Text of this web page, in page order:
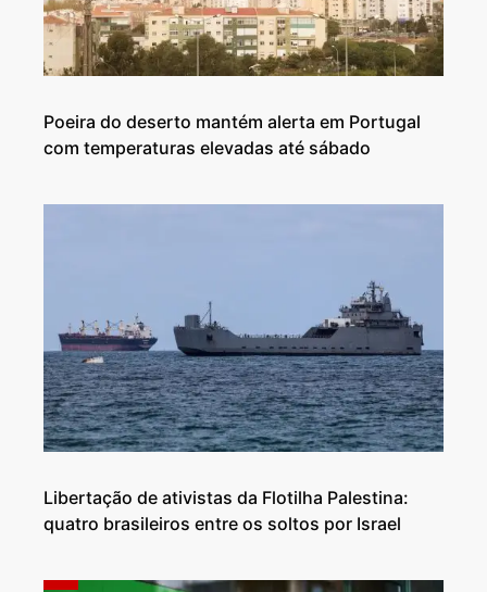
Poeira do deserto mantém alerta em Portugal
com temperaturas elevadas até sábado
Libertação de ativistas da Flotilha Palestina:
quatro brasileiros entre os soltos por Israel